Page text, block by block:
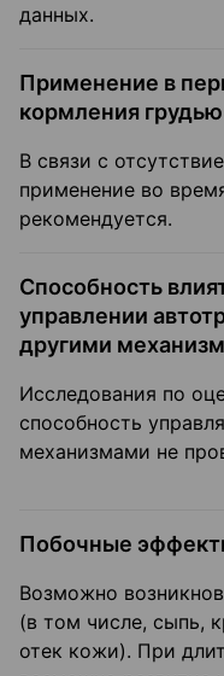
данных.
Применение в
кормления грудью
В связи с
применение во
рекомендуется.
Способность
управлении
другими
Исследования по
способность
механизмами не
Побочные
Возможно
(в том числе, сыпь,
отек кожи). При